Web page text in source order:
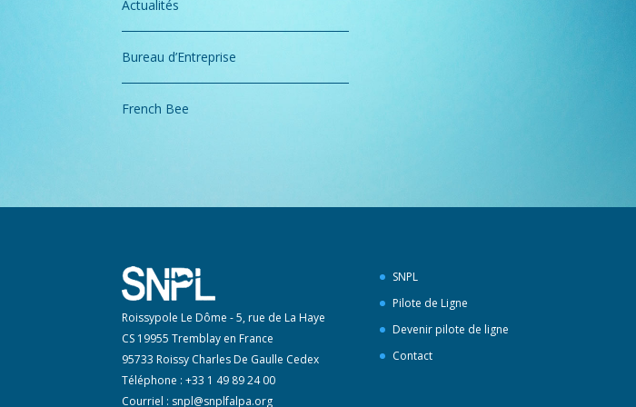
Actualités
Bureau d’Entreprise
French Bee
Roissypole Le Dôme - 5, rue de La Haye
CS 19955 Tremblay en France
95733 Roissy Charles De Gaulle Cedex
Téléphone : +33 1 49 89 24 00
Courriel : snpl@snplfalpa.org
SNPL
Pilote de Ligne
Devenir pilote de ligne
Contact